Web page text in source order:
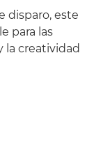
disparo, este
para las
la creatividad